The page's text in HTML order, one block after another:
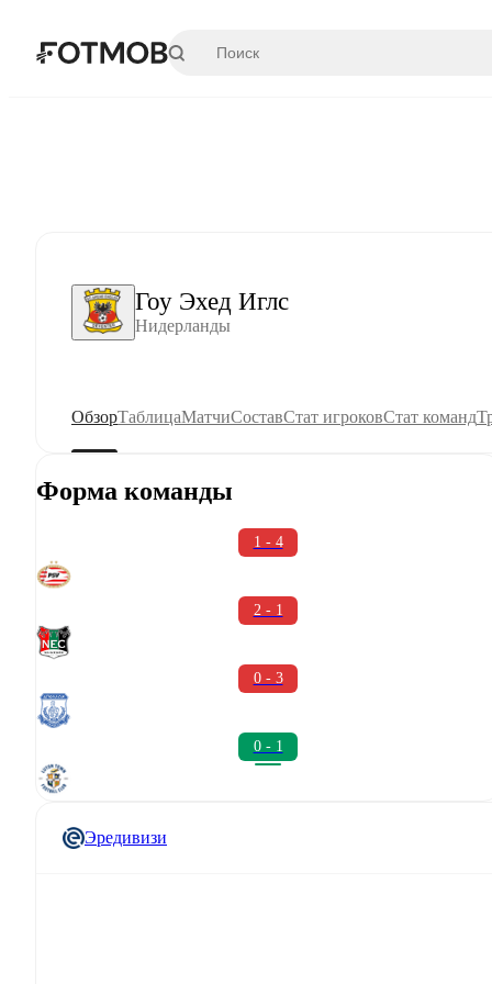
Гоу Эхед Иглс
Нидерланды
ОбзорТаблицаМатчиСоставСтат игроковСтат команд
Форма команды
1 - 4
2 - 1
0 - 3
0 - 1
Эредивизи